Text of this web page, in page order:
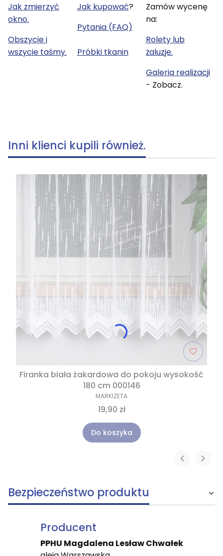
Jak zmierzyć
okno.
Obszycie i
wszycie taśmy.
Jak kupować?
Pytania (FAQ)
Próbki tkanin
Zamów wycenę
na:
Rolety lub
żaluzje.
Galeria realizacji
- Zobacz.
Inni klienci kupili również.
Firanka biała żakardowa do pokoju wysokość
180 cm 000146
MARKIZETA
19,90 zł
Do koszyka
Bezpieczeństwo produktu
Producent
PPHU Magdalena Lesław Chwałek